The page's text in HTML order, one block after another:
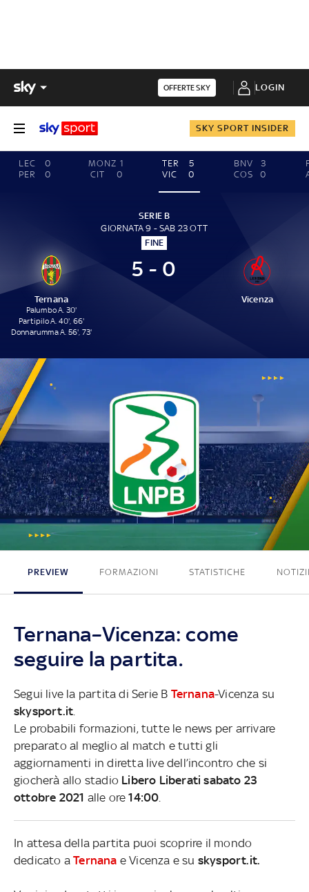
OFFERTE SKY LOGIN
SKY SPORT INSIDER
LEC
0
PER
0
MONZ 1
CIT
0
TER
5
VIC
0
BNV
3
COS
0
SERIE B
GIORNATA 9 - SAB 23 OTT
FINE
Ternana
Palumbo A. 30'
Partipilo A. 40', 66'
Donnarumma A. 56', 73'
5 - 0
Vicenza
5 - 0
PREVIEW FORMAZIONI STATISTICHE
Ternana–Vicenza: come
seguire la partita.
Segui live la partita di Serie B Ternana-Vicenza su
skysport.it
Le probabili formazioni, tutte le news per arrivare
preparato al meglio al match e tutti gli
aggiornamenti in diretta live dell’incontro che si
giocherà allo stadio Libero Liberati sabato 23
ottobre 2021 alle ore14:00
In attesa della partita puoi scoprire il mondo
dedicato aTernana e Vicenza e su skysport.it.